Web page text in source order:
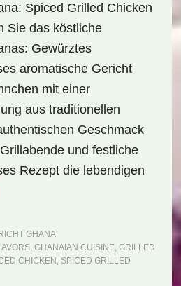
Spiced Grilled Chicken
Sie das köstliche
Gewürztes
aromatische Gericht
mit einer
aus traditionellen
Geschmack
und festliche
Rezept die lebendigen
GHANA
, GHANAIAN CUISINE, GRILLED
CHICKEN , SPICED GRILLED